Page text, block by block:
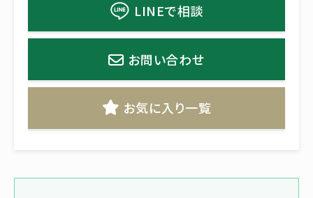
LINEで相談
お問い合わせ
お気に入り一覧